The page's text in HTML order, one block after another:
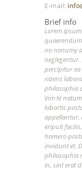
E-mail:
Brief info
Lorem
no nonumy
neglegentur.
percipitur ea
ridens
philosophia
Vim te
lobortis
appellantur.
eripuit
homero
invidunt et.
philosophia
in, sint erat